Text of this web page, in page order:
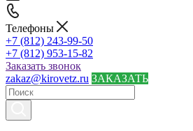
Телефоны
+7 (812) 243-99-50
+7 (812) 953-15-82
Заказать звонок
zakaz@kirovetz.ru ЗАКАЗАТЬ